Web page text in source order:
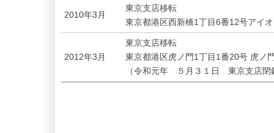
2010年3月
東京支店移転
東京都港区西新橋1丁目6番12号アイ
2012年3月
東京支店移転
東京都港区虎ノ門1丁目1番20号 虎ノ
（令和元年 ５月３１日 東京支店閉